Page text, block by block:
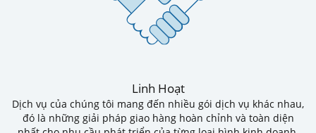
Linh Hoạt
Dịch vụ của chúng tôi mang đến nhiều gói dịch vụ khác nhau,
đó là những giải pháp giao hàng hoàn chỉnh và toàn diện